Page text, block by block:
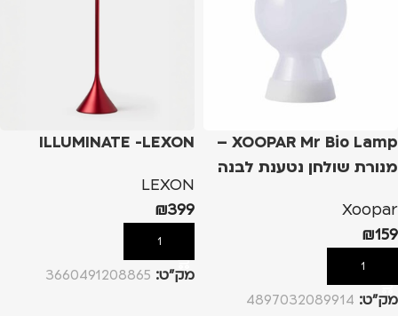
XOOPAR Mr Bio Lamp –
מנורת שולחן נטענת לבנה
Xoopar
₪159
הוספה לסל
מק”ט: 4897032089914
ILLUMINATE -LEXON
LEXON
₪399
הוספה לסל
מק”ט: 3660491208865